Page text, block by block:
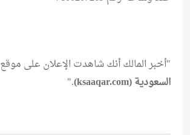
"أخبر المالك أنك شاهدت الإعلان على موقع
السعودية (ksaaqar.com)
."